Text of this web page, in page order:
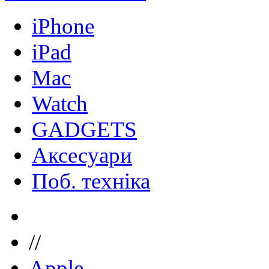
iPhone
iPad
Mac
Watch
GADGETS
Аксесуари
Поб. техніка
//